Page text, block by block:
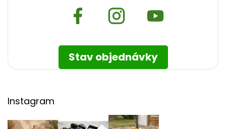
Stav objednávky
Instagram